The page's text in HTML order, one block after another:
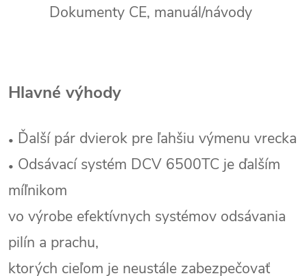
Dokumenty CE, manuál/návody
Hlavné výhody
• Ďalší pár dvierok pre ľahšiu výmenu vrecka
• Odsávací systém DCV 6500TC je ďalším
míľnikom
vo výrobe efektívnych systémov odsávania
pilín a prachu,
ktorých cieľom je neustále zabezpečovať